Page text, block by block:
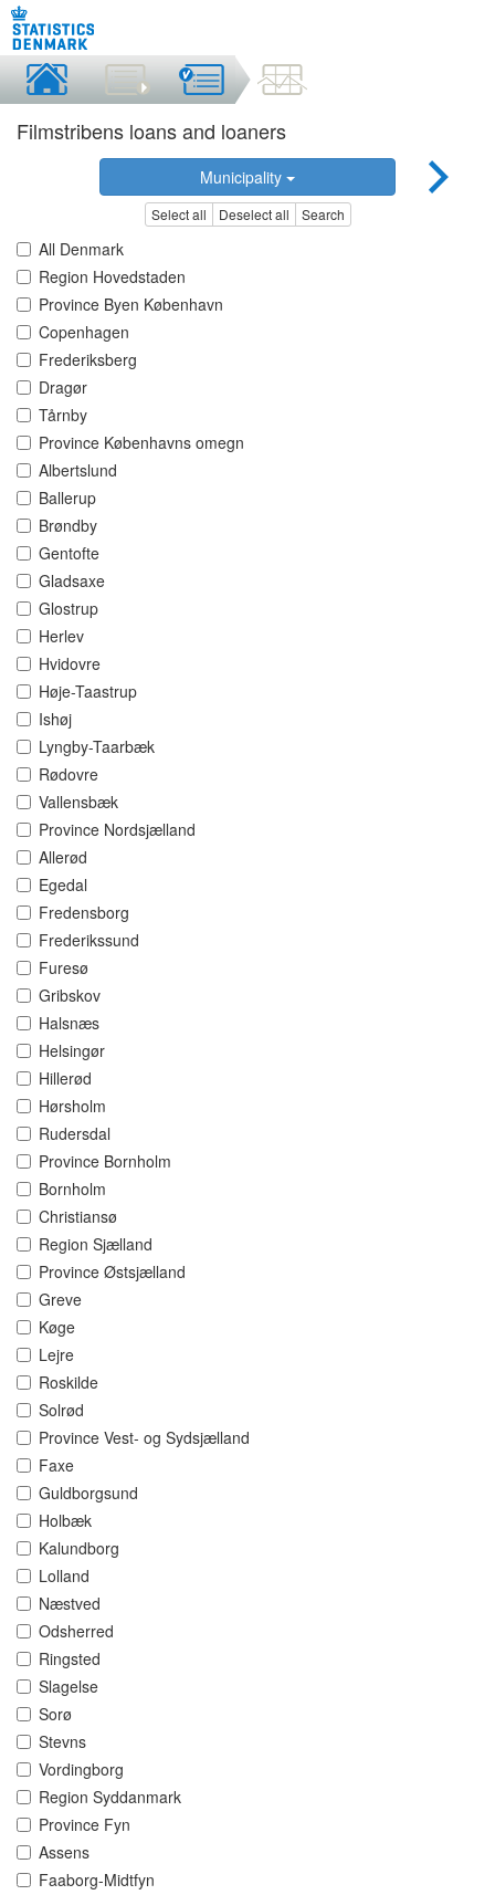
Filmstribens loans and loaners
Municipality
Select all Deselect all Search
All Denmark
Region Hovedstaden
Province Byen København
Copenhagen
Frederiksberg
Dragør
Tårnby
Province Københavns omegn
Albertslund
Ballerup
Brøndby
Gentofte
Gladsaxe
Glostrup
Herlev
Hvidovre
Høje-Taastrup
Ishøj
Lyngby-Taarbæk
Rødovre
Vallensbæk
Province Nordsjælland
Allerød
Egedal
Fredensborg
Frederikssund
Furesø
Gribskov
Halsnæs
Helsingør
Hillerød
Hørsholm
Rudersdal
Province Bornholm
Bornholm
Christiansø
Region Sjælland
Province Østsjælland
Greve
Køge
Lejre
Roskilde
Solrød
Province Vest- og Sydsjælland
Faxe
Guldborgsund
Holbæk
Kalundborg
Lolland
Næstved
Odsherred
Ringsted
Slagelse
Sorø
Stevns
Vordingborg
Region Syddanmark
Province Fyn
Assens
Faaborg-Midtfyn